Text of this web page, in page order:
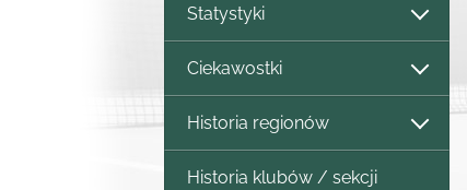
Statystyki
Ciekawostki
Historia regionów
Historia klubów / sekcji